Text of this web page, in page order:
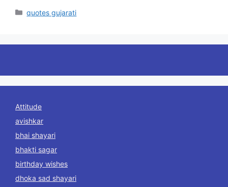
Categories
quotes gujarati
Attitude
avishkar
bhai shayari
bhakti sagar
birthday wishes
dhoka sad shayari